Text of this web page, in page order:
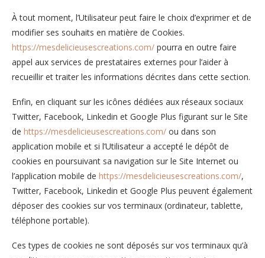
À tout moment, l’Utilisateur peut faire le choix d’exprimer et de
modifier ses souhaits en matière de Cookies.
https://mesdelicieusescreations.com/ pourra en outre faire
appel aux services de prestataires externes pour l’aider à
recueillir et traiter les informations décrites dans cette section.
Enfin, en cliquant sur les icônes dédiées aux réseaux sociaux
Twitter, Facebook, Linkedin et Google Plus figurant sur le Site
de https://mesdelicieusescreations.com/ ou dans son
application mobile et si l’Utilisateur a accepté le dépôt de
cookies en poursuivant sa navigation sur le Site Internet ou
l’application mobile de https://mesdelicieusescreations.com/,
Twitter, Facebook, Linkedin et Google Plus peuvent également
déposer des cookies sur vos terminaux (ordinateur, tablette,
téléphone portable).
Ces types de cookies ne sont déposés sur vos terminaux qu’à